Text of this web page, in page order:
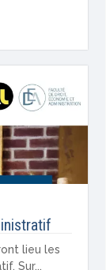
lieu les
Sur...